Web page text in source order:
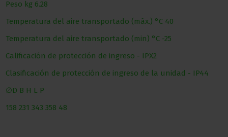
Peso kg 6.28
Temperatura del aire transportado (máx.) °С 40
Temperatura del aire transportado (min) °С -25
Calificación de protección de ingreso - IPX2
Clasificación de protección de ingreso de la unidad - IP44
∅D B H L P
158 231 343 358 48